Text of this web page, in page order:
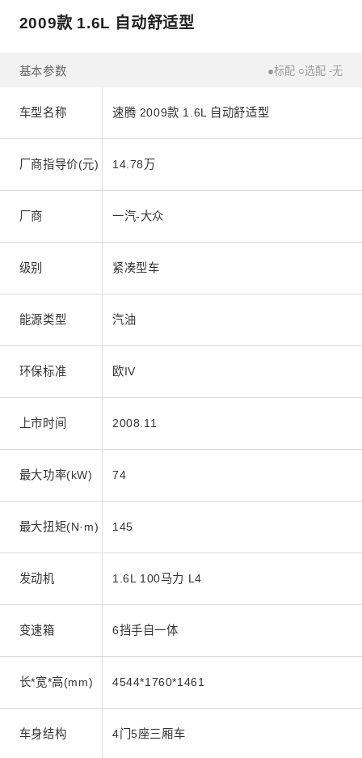
2009款 1.6L 自动舒适型
基本参数 ●标配 ○选配 -无
车型名称 速腾 2009款 1.6L 自动舒适型
厂商指导价(元) 14.78万
厂商 一汽-大众
级别 紧凑型车
能源类型 汽油
环保标准 欧IV
上市时间 2008.11
最大功率(kW) 74
最大扭矩(N·m) 145
发动机 1.6L 100马力 L4
变速箱 6挡手自一体
长*宽*高(mm) 4544*1760*1461
车身结构 4门5座三厢车